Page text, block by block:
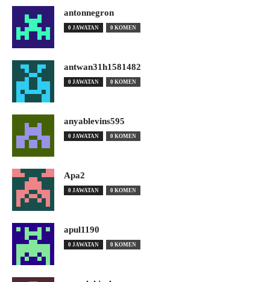
antonnegron
0 JAWATAN 0 KOMEN
antwan31h1581482
0 JAWATAN 0 KOMEN
anyablevins595
0 JAWATAN 0 KOMEN
Apa2
0 JAWATAN 0 KOMEN
apul1190
0 JAWATAN 0 KOMEN